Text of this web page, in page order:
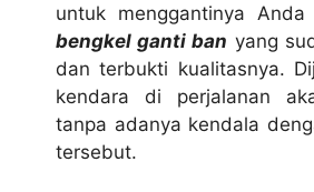
untuk menggantinya
bengkel ganti ban yang
dan terbukti kualitasnya.
kendara di perjalanan
tanpa adanya kendala
tersebut.